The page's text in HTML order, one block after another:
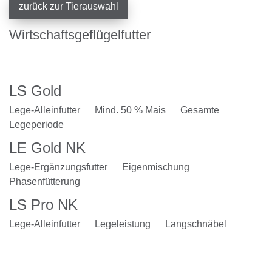
zurück zur Tierauswahl
Wirtschaftsgeflügelfutter
LS Gold
Lege-Alleinfutter Mind. 50 % Mais
Gesamte
Legeperiode
LE Gold NK
Lege-Ergänzungsfutter
Eigenmischung
Phasenfütterung
LS Pro NK
Lege-Alleinfutter Legeleistung Langschnäbel